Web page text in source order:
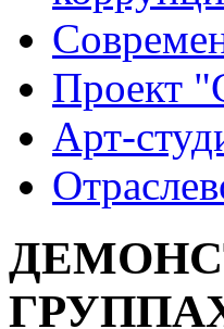
Проект
Арт-